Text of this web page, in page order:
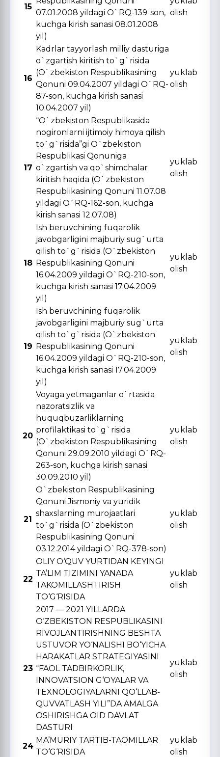
15
07.01.2008 yildagi O`RQ-139-son,
kuchga kirish sanasi 08.01.2008
yil)
olish
16
Kadrlar tayyorlash milliy dasturiga
o`zgartish kiritish to`g`risida
(O`zbekiston Respublikasining
Qonuni 09.04.2007 yildagi O`RQ-
87-son, kuchga kirish sanasi
10.04.2007 yil)
yuklab
olish
17
“O`zbekiston Respublikasida
nogironlarni ijtimoiy himoya qilish
to`g`risida”gi O`zbekiston
Respublikasi Qonuniga
o`zgartish va qo`shimchalar
kiritish haqida (O`zbekiston
Respublikasining Qonuni 11.07.08
yildagi O`RQ-162-son, kuchga
kirish sanasi 12.07.08)
yuklab
olish
18
Ish beruvchining fuqarolik
javobgarligini majburiy sug`urta
qilish to`g`risida (O`zbekiston
Respublikasining Qonuni
16.04.2009 yildagi O`RQ-210-son,
kuchga kirish sanasi 17.04.2009
yil)
yuklab
olish
19
Ish beruvchining fuqarolik
javobgarligini majburiy sug`urta
qilish to`g`risida (O`zbekiston
Respublikasining Qonuni
16.04.2009 yildagi O`RQ-210-son,
kuchga kirish sanasi 17.04.2009
yil)
yuklab
olish
20
Voyaga yetmaganlar o`rtasida
nazoratsizlik va
huquqbuzarliklarning
profilaktikasi to`g`risida
(O`zbekiston Respublikasining
Qonuni 29.09.2010 yildagi O`RQ-
263-son, kuchga kirish sanasi
30.09.2010 yil)
yuklab
olish
21
O`zbekiston Respublikasining
Qonuni Jismoniy va yuridik
shaxslarning murojaatlari
to`g`risida (O`zbekiston
Respublikasining Qonuni
03.12.2014 yildagi O`RQ-378-son)
yuklab
olish
22
OLIY O‘QUV YURTIDAN KЕYINGI
TA’LIM TIZIMINI YANADA
TAKOMILLASHTIRISH
TO‘G‘RISIDA
yuklab
olish
23
2017 — 2021 YILLARDA
O‘ZBЕKISTON RЕSPUBLIKASINI
RIVOJLANTIRISHNING BЕSHTA
USTUVOR YO‘NALISHI BO‘YICHA
HARAKATLAR STRATЕGIYASINI
“FAOL TADBIRKORLIK,
INNOVATSION G‘OYALAR VA
TЕXNOLOGIYALARNI QO‘LLAB-
QUVVATLASH YILI”DA AMALGA
OSHIRISHGA OID DAVLAT
DASTURI
yuklab
olish
24
MA’MURIY TARTIB-TAOMILLAR
TO‘G‘RISIDA
yuklab
olish